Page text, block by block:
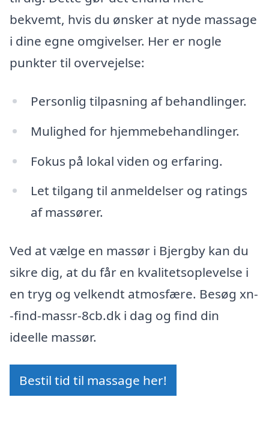
bekvemt, hvis du ønsker at nyde massage
i dine egne omgivelser. Her er nogle
punkter til overvejelse:
Personlig tilpasning af behandlinger.
Mulighed for hjemmebehandlinger.
Fokus på lokal viden og erfaring.
Let tilgang til anmeldelser og ratings
af massører.
Ved at vælge en massør i Bjergby kan du
sikre dig, at du får en kvalitetsoplevelse i
en tryg og velkendt atmosfære. Besøg xn-
-find-massr-8cb.dk i dag og find din
ideelle massør.
Bestil tid til massage her!